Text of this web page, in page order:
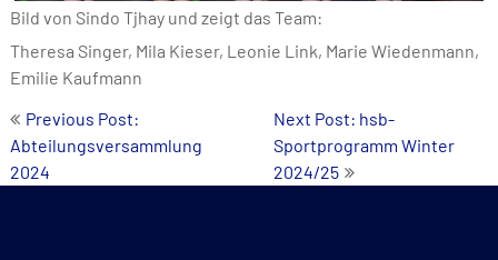
Bild von Sindo Tjhay und zeigt das Team:
Theresa Singer, Mila Kieser, Leonie Link, Marie Wiedenmann,
Emilie Kaufmann
Beitrags-
Navigation
Previous Post:
Abteilungsversammlung
2024
Next Post: hsb-
Sportprogramm Winter
2024/25